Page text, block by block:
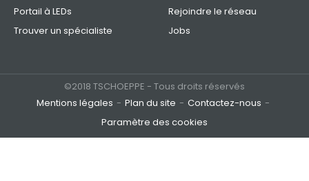
Portail à LEDs
Trouver un spécialiste
Rejoindre le réseau
Jobs
©2018 TSCHOEPPE - Tous droits réservés
Mentions légales
Plan du site
Contactez-nous
Paramètre des cookies